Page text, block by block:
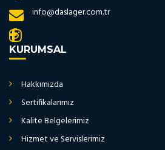
info@daslager.com.tr
KURUMSAL
Hakkımızda
Sertifikalarımız
Kalite Belgelerimiz
Hizmet ve Servislerimiz